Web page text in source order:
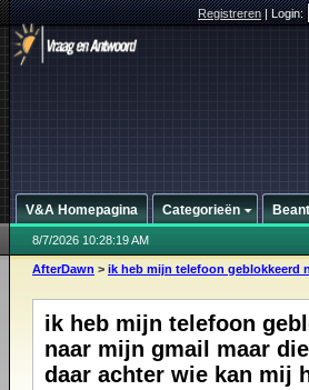
Registreren|Login:
V&A Homepagina Categorieën
8/7/2026 10:28:19 AM
AfterDawn > ik heb mijn telefoon geblokkeerd
ik heb mijn telefoon
naar mijn gmail maar
daar achter wie kan mij